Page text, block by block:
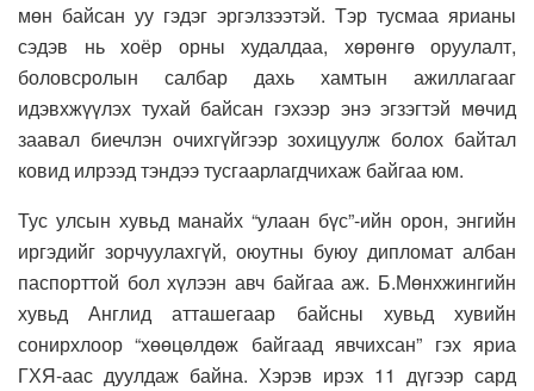
мөн байсан уу гэдэг эргэлзээтэй. Тэр тусмаа ярианы
сэдэв нь хоёр орны худалдаа, хөрөнгө оруулалт,
боловсролын салбар дахь хамтын ажиллагааг
идэвхжүүлэх тухай байсан гэхээр энэ эгзэгтэй мөчид
заавал биечлэн очихгүйгээр зохицуулж болох байтал
ковид илрээд тэндээ тусгаарлагдчихаж байгаа юм.
Тус улсын хувьд манайх “улаан бүс”-ийн орон, энгийн
иргэдийг зорчуулахгүй, оюутны буюу дипломат албан
паспорттой бол хүлээн авч байгаа аж. Б.Мөнхжингийн
хувьд Англид атташегаар байсны хувьд хувийн
сонирхлоор “хөөцөлдөж байгаад явчихсан” гэх яриа
ГХЯ-аас дуулдаж байна. Хэрэв ирэх 11 дүгээр сард